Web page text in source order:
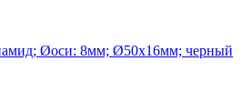
Øоси: 8мм; Ø50x16мм; черный